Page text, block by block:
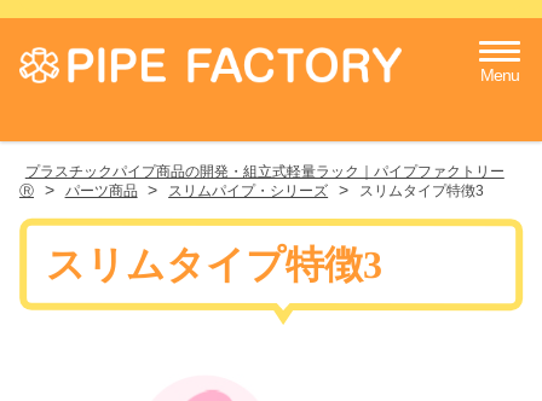
Menu
プラスチックパイプ商品の開発・組立式軽量ラック｜パイプファクトリー
Ⓡ
> パーツ商品 > スリムパイプ・シリーズ > スリムタイプ特徴3
スリムタイプ特徴3